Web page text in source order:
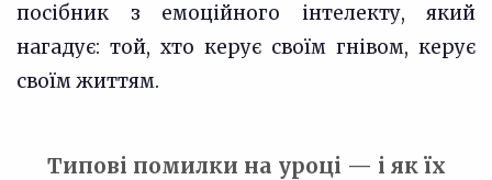
посібник з емоційного інтелекту, який
нагадує: той, хто керує своїм гнівом, керує
своїм життям.
Типові помилки на уроці — і як їх